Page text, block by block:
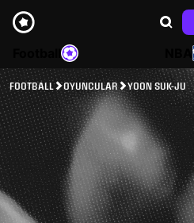
NBA
FOOTBALL OYUNCULAR YOON SUK-JU